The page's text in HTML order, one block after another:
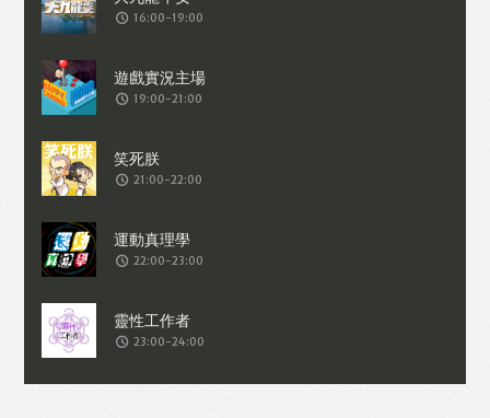
16:00-19:00
19:00-21:00
21:00-22:00
22:00-23:00
23:00-24:00